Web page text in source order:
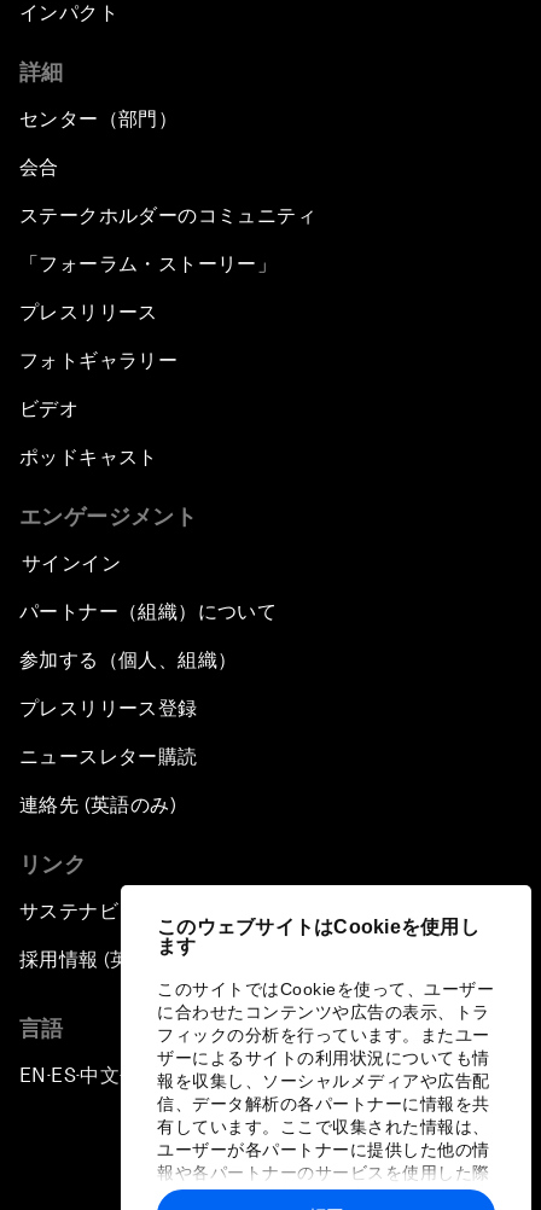
このウェブサイトはCookieを使用し
ます
このサイトではCookieを使って、ユーザー
に合わせたコンテンツや広告の表示、トラ
フィックの分析を行っています。またユー
ザーによるサイトの利用状況についても情
報を収集し、ソーシャルメディアや広告配
信、データ解析の各パートナーに情報を共
有しています。ここで収集された情報は、
ユーザーが各パートナーに提供した他の情
報や各パートナーのサービスを使用した際
に収集された情報と組み合わされ、各パー
インパクト
詳細
センター（部門）
会合
ステークホルダーのコミュニティ
「フォーラム・ストーリー」
プレスリリース
フォトギャラリー
ビデオ
ポッドキャスト
エンゲージメント
サインイン
パートナー（組織）について
参加する（個人、組織）
プレスリリース登録
ニュースレター購読
連絡先 (英語のみ)
リンク
サステナビリティへの取り組み
採用情報 (英語のみ)
言語
EN ▪ES▪中文▪ 日本語